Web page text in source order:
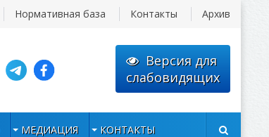
Версия для
слабовидящих
Нормативная база Контакты Архив
МЕДИАЦИЯ КОНТАКТЫ